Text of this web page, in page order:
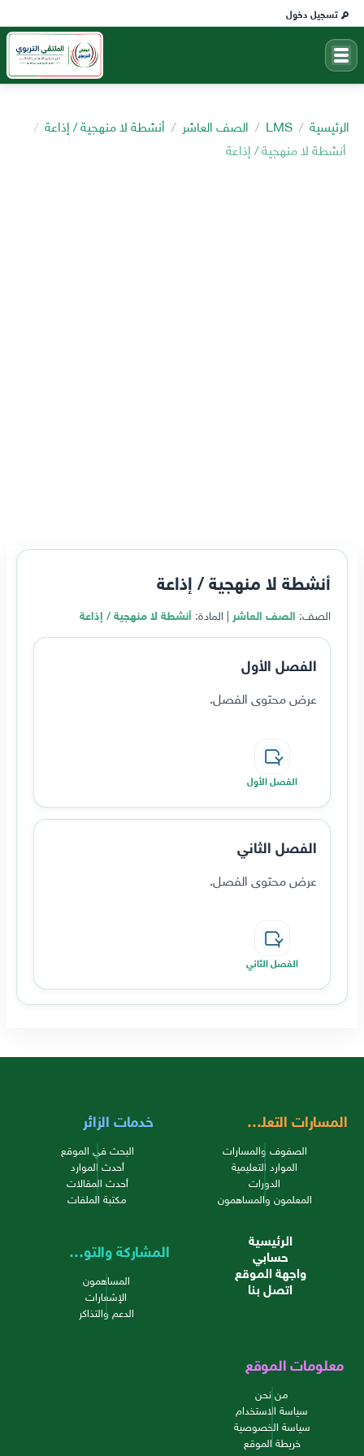
تسجيل دخول
الرئيسية LMS الصف العاشر
أنشطة لا منهجية / إذاعة
أنشطة لا منهجية / إذاعة
أنشطة لا منهجية / إذاعة
الصف: الصف العاشر | المادة: أنشطة لا منهجية / إذاعة
الفصل الأول
عرض محتوى الفصل.
الفصل الأول
الفصل الثاني
عرض محتوى الفصل.
الفصل الثاني
المسارات التعليمية
الصفوف والمسارات
الموارد التعليمية
الدورات
المعلمون والمساهمون
خدمات الزائر
البحث في الموقع
أحدث الموارد
أحدث المقالات
مكتبة الملفات
الرئيسية
حسابي
واجهة الموقع
اتصل بنا
المشاركة والتواصل
المساهمون
الإشعارات
الدعم والتذاكر
معلومات الموقع
من نحن
سياسة الاستخدام
سياسة الخصوصية
خريطة الموقع